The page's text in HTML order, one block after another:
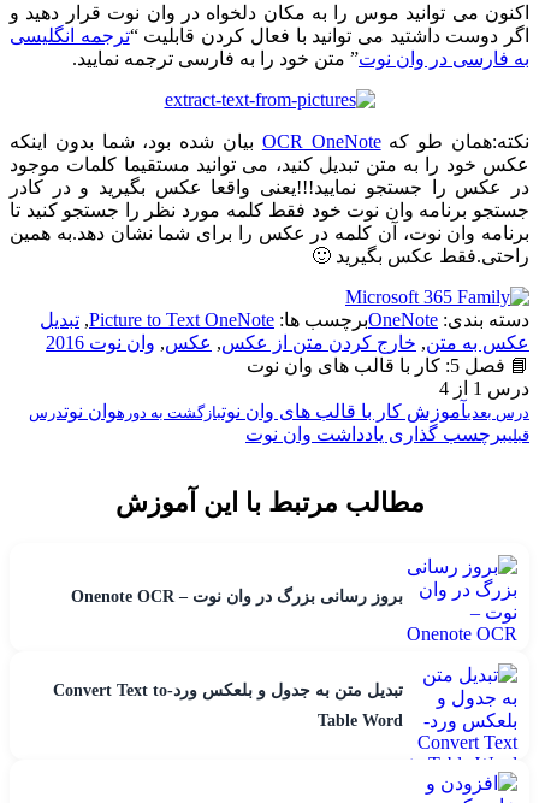
اکنون می توانید موس را به مکان دلخواه در وان نوت قرار دهید و
اگر دوست داشتید می توانید با فعال کردن قابلیت “ترجمه انگلیسی
به فارسی در وان نوت” متن خود را به فارسی ترجمه نمایید.
نکته:همان طو کهOCR OneNote بیان شده بود، شما بدون اینکه
عکس خود را به متن تبدیل کنید، می توانید مستقیما کلمات موجود
در عکس را جستجو نمایید!!!یعنی واقعا عکس بگیرید و در کادر
جستجو برنامه وان نوت خود فقط کلمه مورد نظر را جستجو کنید تا
برنامه وان نوت، آن کلمه در عکس را برای شما نشان دهد.به همین
راحتی.فقط عکس بگیرید 🙂
دسته بندی: OneNoteبرچسب ها: Picture to Text OneNote
, تبدیل
عکس به متن, خارج کردن متن از عکس, عکس, وان نوت 2016
📘 فصل 5: کار با قالب های وان نوت
درس 1 از 4
درس بعدیآموزش کار با قالب های وان نوتبازگشت به دورهوان نوتدرس
قبلیبرچسب گذاری یادداشت وان نوت
مطالب مرتبط با این آموزش
بروز رسانی بزرگ در وان نوت – Onenote OCR
تبدیل متن به جدول و بلعکس ورد-Convert Text to
Table Word